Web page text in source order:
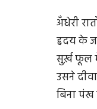
अँधेरी
हृदय के
सुर्ख़ फूल
उसने
बिना पंख